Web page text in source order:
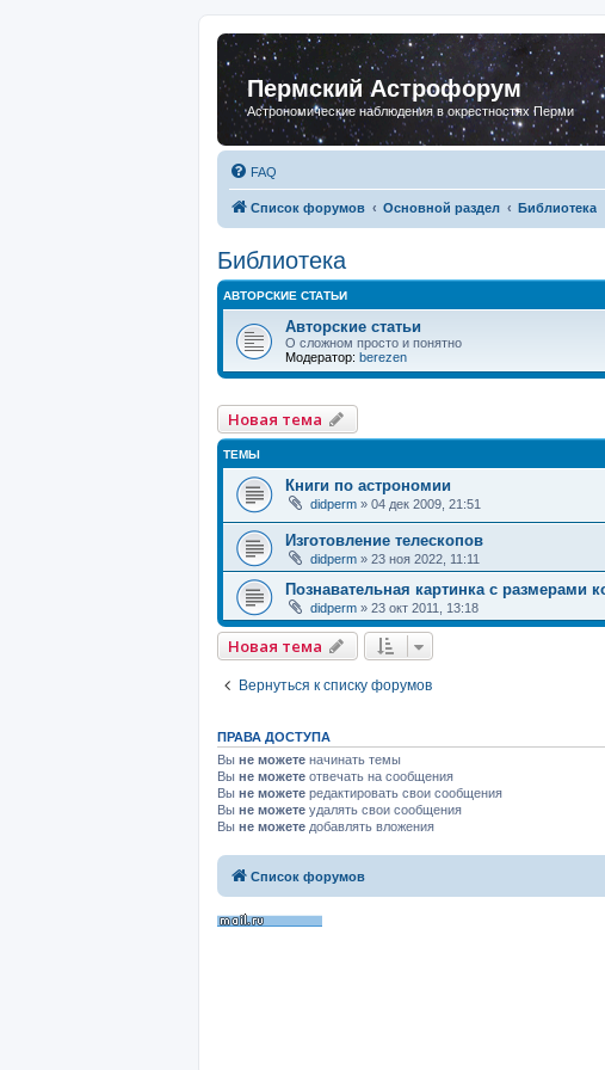
Пермский Астрофорум
Астрономические наблюдения в окрестностях Перми
FAQ
Список форумов Основной раздел Библиотека
Библиотека
АВТОРСКИЕ СТАТЬИ
Авторские статьи
О сложном просто и понятно
Модератор: berezen
Новая тема
ТЕМЫ
Книги по астрономии
didperm » 04 дек 2009, 21:51
Изготовление телескопов
didperm » 23 ноя 2022, 11:11
Познавательная картинка с размерами
didperm » 23 окт 2011, 13:18
Новая тема
Вернуться к списку форумов
ПРАВА ДОСТУПА
Вы не можете начинать темы
Вы не можете отвечать на сообщения
Вы не можете редактировать свои сообщения
Вы не можете удалять свои сообщения
Вы не можете добавлять вложения
Список форумов